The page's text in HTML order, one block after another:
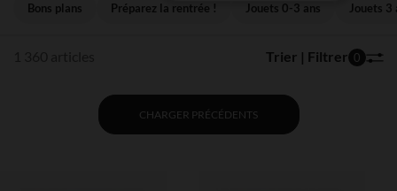
Bons plans Préparez la rentrée ! Jouets 0-3 ans Jouets 3
Trier | Filtrer 0
CHARGER PRÉCÉDENTS